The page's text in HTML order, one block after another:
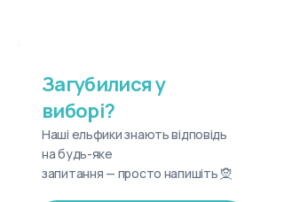
Загубилися у
виборі?
Наші ельфики знають відповідь
на будь-яке
запитання — просто напишіть 🧝